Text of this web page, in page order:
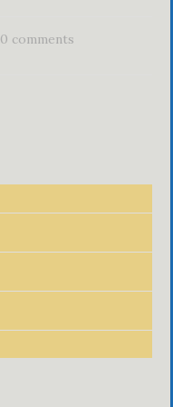
0 comments